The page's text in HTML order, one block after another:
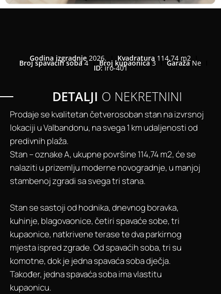
Godina izgradnje 2026. Kvadratura 114,74 m2
Broj spavaćih soba4 Broj kupaonica3 GaražaNe
ID:iro-401
DETALJI O NEKRETNINI
Prodaje se kvalitetan četverosoban stan na izvrsnoj
lokaciji u Valbandonu, na svega 1 km udaljenosti od
predivnih plaža.
Stan – oznake A, ukupne površine 114,74 m2, će se
nalaziti u prizemlju moderne novogradnje, u manjoj
stambenoj zgradi sa svega tri stana.
Stan se sastoji od hodnika, dnevnog boravka,
kuhinje, blagovaonice, četiri spavaće sobe, tri
kupaonice, natkrivene terase te dva parkirnog
mjesta ispred zgrade. Od spavaćih soba, tri su
komotne, dok je jedna spavaća soba dječja.
Također, jedna spavaća soba ima vlastitu
kupaonicu.